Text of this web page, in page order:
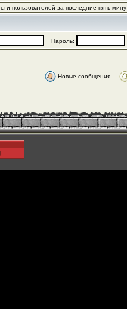
пользователей за последние пять
Пароль:
Новые сообщения